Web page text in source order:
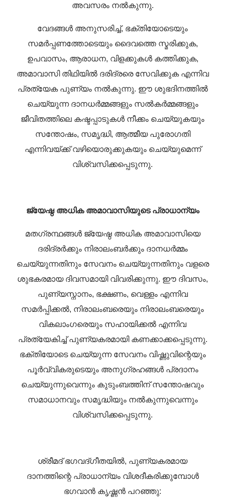
അവസരം നൽകുന്നു.
വേദങ്ങൾ അനുസരിച്ച്, ഭക്തിയോടെയും
സമർപ്പണത്തോടെയും ദൈവത്തെ സ്മരിക്കുക,
ഉപവാസം, ആരാധന, വിളക്കുകൾ കത്തിക്കുക,
അമാവാസി തിഥിയിൽ ദരിദ്രരെ സേവിക്കുക എന്നിവ
പ്രത്യേക പുണ്യം നൽകുന്നു. ഈ ശുഭദിനത്തിൽ
ചെയ്യുന്ന ദാനധർമ്മങ്ങളും സൽകർമ്മങ്ങളും
ജീവിതത്തിലെ കഷ്ടപ്പാടുകൾ നീക്കം ചെയ്യുകയും
സന്തോഷം, സമൃദ്ധി, ആത്മീയ പുരോഗതി
എന്നിവയ്ക്ക് വഴിയൊരുക്കുകയും ചെയ്യുമെന്ന്
വിശ്വസിക്കപ്പെടുന്നു.
ജ്യേഷ്ഠ അധിക അമാവാസിയുടെ പ്രാധാന്യം
മതഗ്രന്ഥങ്ങൾ ജ്യേഷ്ഠ അധിക അമാവാസിയെ
ദരിദ്രർക്കും നിരാലംബർക്കും ദാനധർമ്മം
ചെയ്യുന്നതിനും സേവനം ചെയ്യുന്നതിനും വളരെ
ശുഭകരമായ ദിവസമായി വിവരിക്കുന്നു. ഈ ദിവസം,
പുണ്യസ്നാനം, ഭക്ഷണം, വെള്ളം എന്നിവ
സമർപ്പിക്കൽ, നിരാലംബരെയും നിരാലംബരെയും
വികലാംഗരെയും സഹായിക്കൽ എന്നിവ
പ്രത്യേകിച്ച് പുണ്യകരമായി കണക്കാക്കപ്പെടുന്നു.
ഭക്തിയോടെ ചെയ്യുന്ന സേവനം വിഷ്ണുവിന്റെയും
പൂർവ്വികരുടെയും അനുഗ്രഹങ്ങൾ പ്രദാനം
ചെയ്യുന്നുവെന്നും കുടുംബത്തിന് സന്തോഷവും
സമാധാനവും സമൃദ്ധിയും നൽകുന്നുവെന്നും
വിശ്വസിക്കപ്പെടുന്നു.
ശ്രീമദ് ഭഗവദ്ഗീതയിൽ, പുണ്യകരമായ
ദാനത്തിന്റെ പ്രാധാന്യം വിശദീകരിക്കുമ്പോൾ
ഭഗവാൻ കൃഷ്ണൻ പറഞ്ഞു: